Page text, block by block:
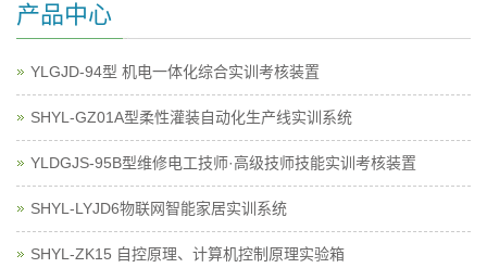
产品中心
YLGJD-94型 机电一体化综合实训考核装置
SHYL-GZ01A型柔性灌装自动化生产线实训系统
YLDGJS-95B型维修电工技师·高级技师技能实训考核装置
SHYL-LYJD6物联网智能家居实训系统
SHYL-ZK15 自控原理、计算机控制原理实验箱